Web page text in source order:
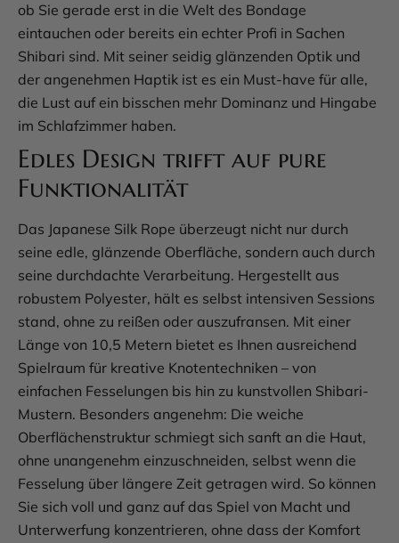
ob Sie gerade erst in die Welt des Bondage
eintauchen oder bereits ein echter Profi in Sachen
Shibari sind. Mit seiner seidig glänzenden Optik und
der angenehmen Haptik ist es ein Must-have für alle,
die Lust auf ein bisschen mehr Dominanz und Hingabe
im Schlafzimmer haben.
Edles Design trifft auf pure
Funktionalität
Das Japanese Silk Rope überzeugt nicht nur durch
seine edle, glänzende Oberfläche, sondern auch durch
seine durchdachte Verarbeitung. Hergestellt aus
robustem Polyester, hält es selbst intensiven Sessions
stand, ohne zu reißen oder auszufransen. Mit einer
Länge von 10,5 Metern bietet es Ihnen ausreichend
Spielraum für kreative Knotentechniken – von
einfachen Fesselungen bis hin zu kunstvollen Shibari-
Mustern. Besonders angenehm: Die weiche
Oberflächenstruktur schmiegt sich sanft an die Haut,
ohne unangenehm einzuschneiden, selbst wenn die
Fesselung über längere Zeit getragen wird. So können
Sie sich voll und ganz auf das Spiel von Macht und
Unterwerfung konzentrieren, ohne dass der Komfort